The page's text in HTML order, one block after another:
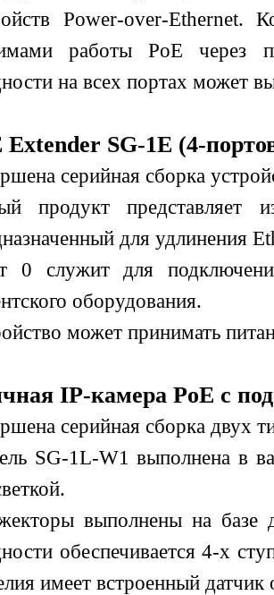
Power-over-Ethernet.
работы PoE через
на всех портах может
Extender SG-1E (4-
серийная сборка
продукт представляет
для удлинения
0 служит для
оборудования.
может принимать
IP-камера PoE с
серийная сборка двух
SG-1L-W1 выполнена в
выполнены на
обеспечивается 4-х
имеет встроенный